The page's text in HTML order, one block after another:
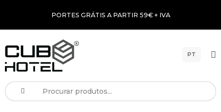
PORTES GRÁTIS A PARTIR 59€ + IVA
PT